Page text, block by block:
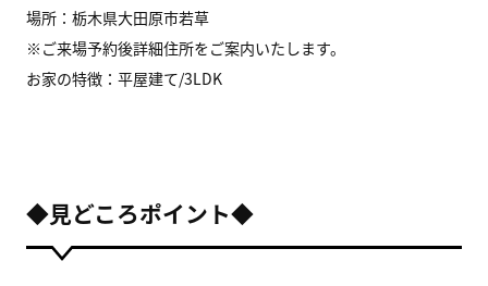
場所：栃木県大田原市若草
※ご来場予約後詳細住所をご案内いたします。
お家の特徴：平屋建て/3LDK
◆見どころポイント◆